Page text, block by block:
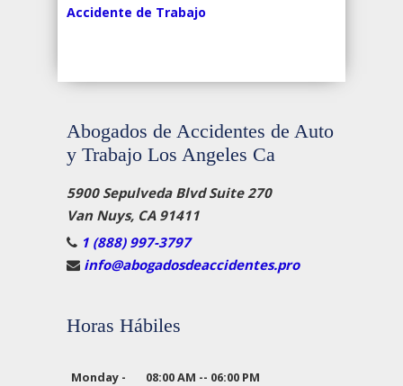
Accidente de Trabajo
Abogados de Accidentes de Auto
y Trabajo Los Angeles Ca
5900 Sepulveda Blvd Suite 270
Van Nuys, CA 91411
1 (888) 997-3797
info@abogadosdeaccidentes.pro
Horas Hábiles
Monday -
08:00 AM -- 06:00 PM